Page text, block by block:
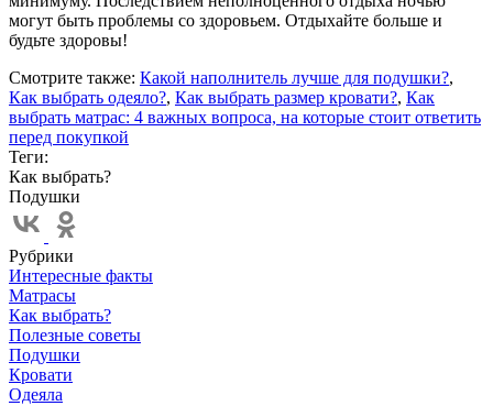
могут быть проблемы со здоровьем. Отдыхайте больше и
будьте здоровы!
Смотрите также: Какой наполнитель лучше для подушки?,
Как выбрать одеяло?, Как выбрать размер кровати?, Как
выбрать матрас: 4 важных вопроса, на которые стоит ответить
перед покупкой
Теги:
Как выбрать?
Подушки
Рубрики
Интересные факты
Матрасы
Как выбрать?
Полезные советы
Подушки
Кровати
Одеяла